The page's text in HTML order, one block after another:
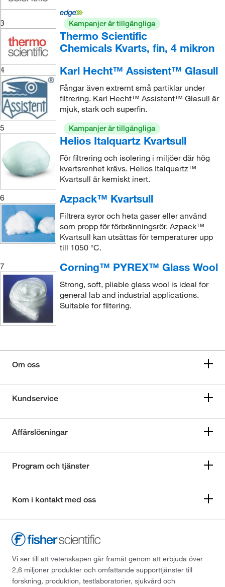
3 Kampanjer är tillgängliga
Thermo Scientific
Chemicals Kvarts, fin, 4 mikron
4 Karl Hecht™ Assistent™ Glasull
Fångar även extremt små partiklar under
filtrering. Karl Hecht™ Assistent™ Glasull är
mjuk, stark och superfin.
5
Kampanjer är tillgängliga
Helios Italquartz Kvartsull
För filtrering och isolering i miljöer där hög
kvartsrenhet krävs. Helios Italquartz™
Kvartsull är kemiskt inert.
6
Azpack™ Kvartsull
Filtrera syror och heta gaser eller använd
som propp för förbränningsrör. Azpack™
Kvartsull kan utsättas för temperaturer upp
till 1050 °C.
7
Corning™ PYREX™ Glass Wool
Strong, soft, pliable glass wool is ideal for
general lab and industrial applications.
Suitable for filtering.
Om oss
Kundservice
Affärslösningar
Program och tjänster
Kom i kontakt med oss
Vi ser till att vetenskapen går framåt genom att erbjuda över
2,6 miljoner produkter och omfattande supporttjänster till
forskning, produktion, testlaboratorier, sjukvård och